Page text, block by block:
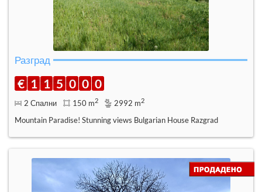
Разград
€ 1 1 5 0 0 0
2 Спални 150 m2 2992 m2
Mountain Paradise! Stunning views Bulgarian House Razgrad